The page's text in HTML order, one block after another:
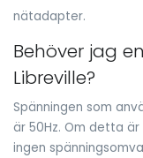
nätadapter.
Behöver jag
Libreville?
Spänningen som
är 50Hz. Om detta
ingen